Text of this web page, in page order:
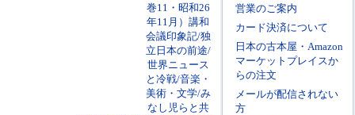
営業のご案内
カード決済について
日本の古本屋・Amazon
マーケットプレイスか
らの注文
メールが配信されない
方
巻11・昭和26
年11月）講和
会議印象記/独
立日本の前途/
世界ニュース
と冷戦/音楽・
美術・文学/み
なし児らと共